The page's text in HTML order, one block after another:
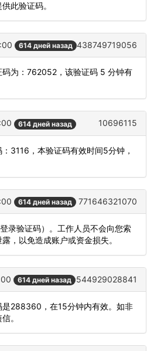
此验证码。
614 дней назад 438749719056
码为：762052，该验证码 5 分钟有
614 дней назад 10696115
：3116，本验证码有效时间5分钟，
614 дней назад 771646321070
录验证码）。工作人员不会向您索
，以免造成账户或资金损失。
614 дней назад 544929028841
是288360，在15分钟内有效。如非
。